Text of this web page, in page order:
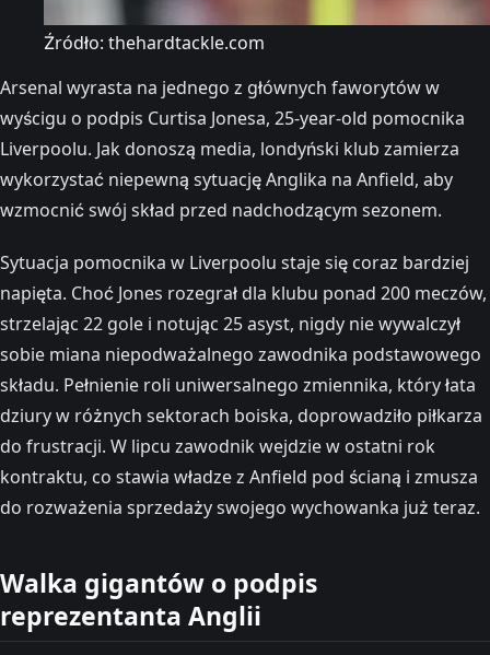
Źródło: thehardtackle.com
Arsenal wyrasta na jednego z głównych faworytów w
wyścigu o podpis Curtisa Jonesa, 25-year-old pomocnika
Liverpoolu. Jak donoszą media, londyński klub zamierza
wykorzystać niepewną sytuację Anglika na Anfield, aby
wzmocnić swój skład przed nadchodzącym sezonem.
Sytuacja pomocnika w Liverpoolu staje się coraz bardziej
napięta. Choć Jones rozegrał dla klubu ponad 200 meczów,
strzelając 22 gole i notując 25 asyst, nigdy nie wywalczył
sobie miana niepodważalnego zawodnika podstawowego
składu. Pełnienie roli uniwersalnego zmiennika, który łata
dziury w różnych sektorach boiska, doprowadziło piłkarza
do frustracji. W lipcu zawodnik wejdzie w ostatni rok
kontraktu, co stawia władze z Anfield pod ścianą i zmusza
do rozważenia sprzedaży swojego wychowanka już teraz.
Walka gigantów o podpis
reprezentanta Anglii